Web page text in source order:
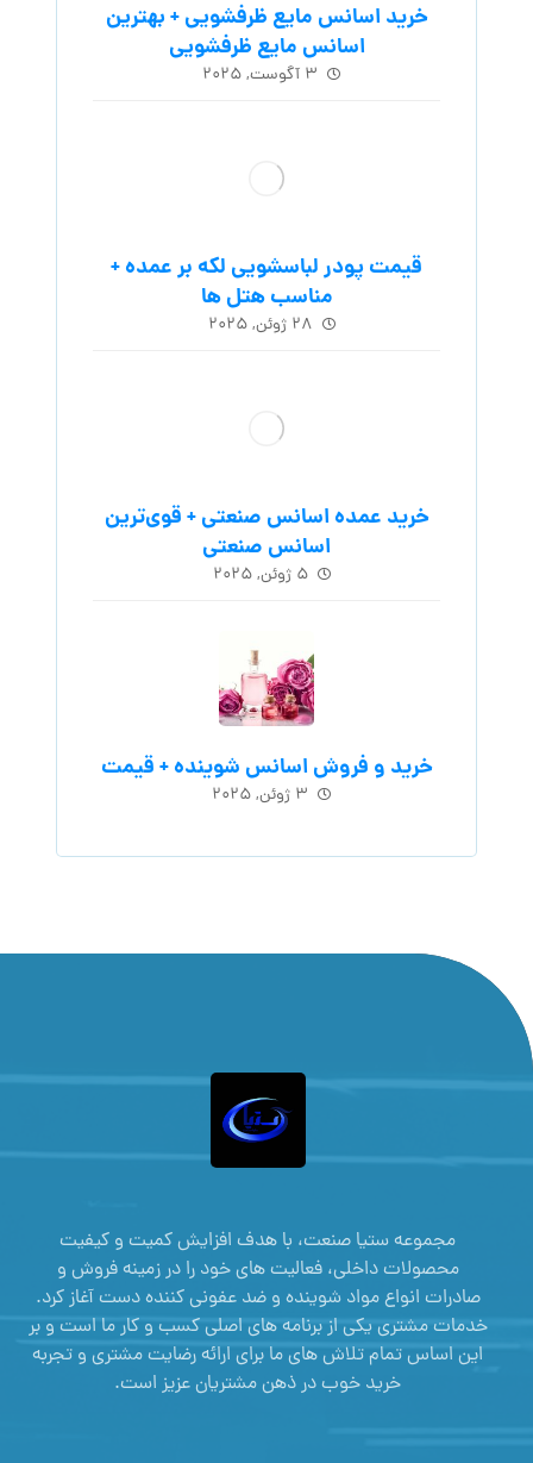
خرید اسانس مایع ظرفشویی + بهترین
اسانس مایع ظرفشویی
۳ آگوست, ۲۰۲۵
قیمت پودر لباسشویی لکه بر عمده +
مناسب هتل ها
۲۸ ژوئن, ۲۰۲۵
خرید عمده اسانس صنعتی + قوی‌ترین
اسانس‌ صنعتی
۵ ژوئن, ۲۰۲۵
خرید و فروش اسانس شوینده + قیمت
۳ ژوئن, ۲۰۲۵
مجموعه ستیا صنعت، با هدف افزایش کمیت و کیفیت
محصولات داخلی، فعالیت های خود را در زمینه فروش و
صادرات انواع مواد شوینده و ضد عفونی کننده دست آغاز کرد.
خدمات مشتری یکی از برنامه های اصلی کسب و کار ما است و بر
این اساس تمام تلاش های ما برای ارائه رضایت مشتری و تجربه
خرید خوب در ذهن مشتریان عزیز است.